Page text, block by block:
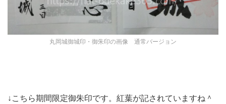
丸岡城御城印・御朱印の画像 通常バージョン
↓こちら期間限定御朱印です。紅葉が記されていますね＾